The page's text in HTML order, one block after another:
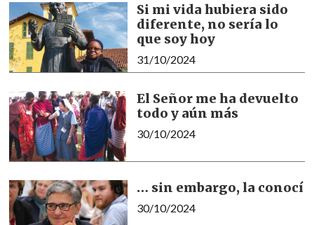
Si mi vida hubiera sido
diferente, no sería lo
que soy hoy
31/10/2024
El Señor me ha devuelto
todo y aún más
30/10/2024
… sin embargo, la conocí
30/10/2024